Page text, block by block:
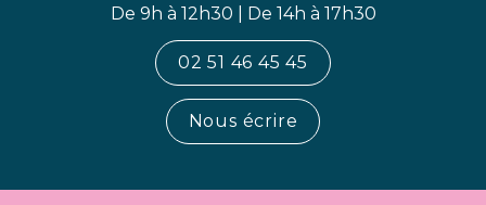
De 9h à 12h30 | De 14h à 17h30
02 51 46 45 45
Nous écrire